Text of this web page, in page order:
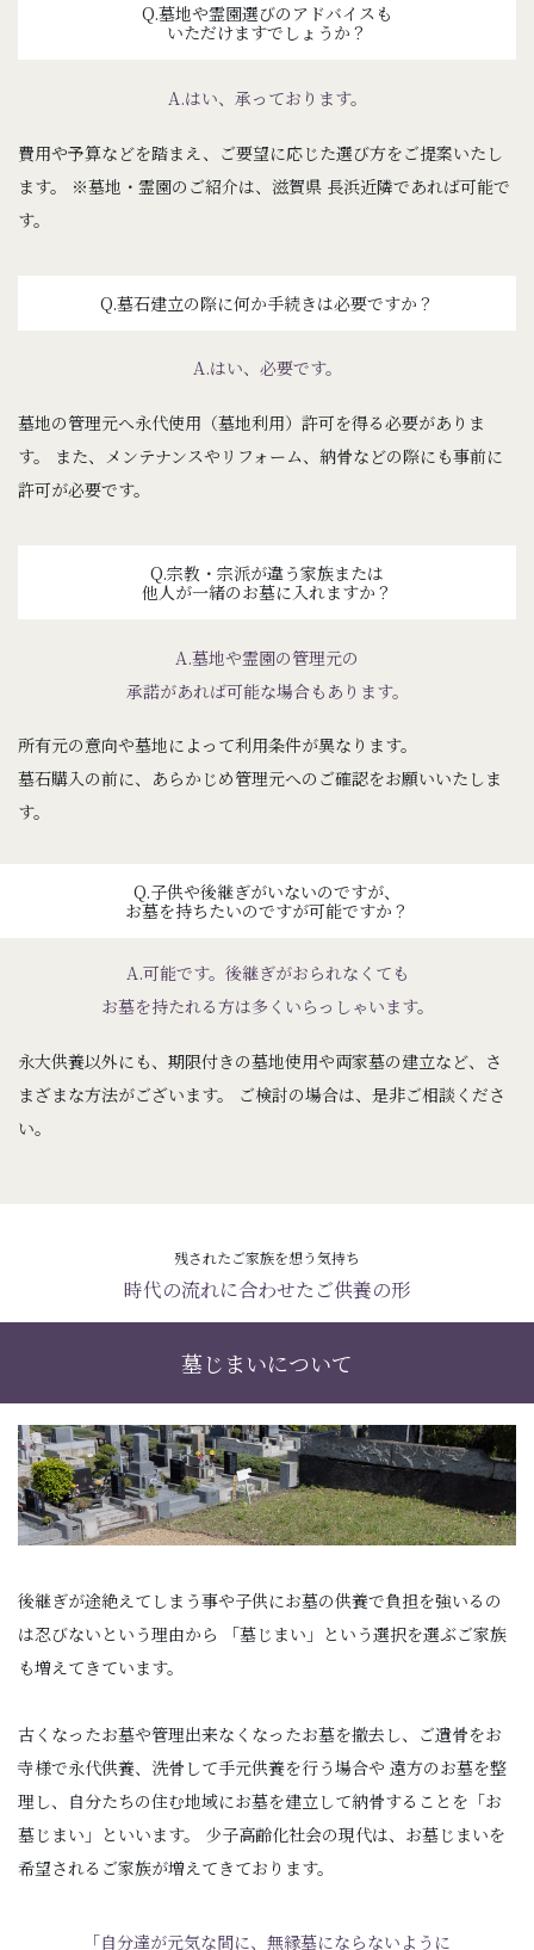
Q.墓地や霊園選びのアドバイスも
いただけますでしょうか？
A.はい、承っております。
費用や予算などを踏まえ、ご要望に応じた選び方をご提案いたし
ます。
※墓地・霊園のご紹介は、滋賀県 長浜近隣であれば可能で
す。
Q.墓石建立の際に何か手続きは必要ですか？
A.はい、必要です。
墓地の管理元へ永代使用（墓地利用）許可を得る必要がありま
す。
また、メンテナンスやリフォーム、納骨などの際にも事前に
許可が必要です。
Q.宗教・宗派が違う家族または
他人が一緒のお墓に入れますか？
A.墓地や霊園の管理元の
承諾があれば可能な場合もあります。
所有元の意向や墓地によって利用条件が異なります。
墓石購入の前に、あらかじめ管理元へのご確認をお願いいたしま
す。
Q.子供や後継ぎがいないのですが、
お墓を持ちたいのですが可能ですか？
A.可能です。後継ぎがおられなくても
お墓を持たれる方は多くいらっしゃいます。
永大供養以外にも、期限付きの墓地使用や両家墓の建立など、 さ
まざまな方法がございます。
ご検討の場合は、是非ご相談くださ
い。
残されたご家族を想う気持ち
時代の流れに合わせたご供養の形
墓じまいについて
後継ぎが途絶えてしまう事や子供にお墓の供養で負担を強いるの
は忍びないという理由から 「墓じまい」という選択を選ぶご家族
も増えてきています。
古くなったお墓や管理出来なくなったお墓を撤去し、ご遺骨をお
寺様で永代供養、洗骨して手元供養を行う場合や 遠方のお墓を整
理し、自分たちの住む地域にお墓を建立して納骨することを「お
墓じまい」といいます。
少子高齢化社会の現代は、お墓じまいを
希望されるご家族が増えてきております。
「自分達が元気な間に、無縁墓にならないように